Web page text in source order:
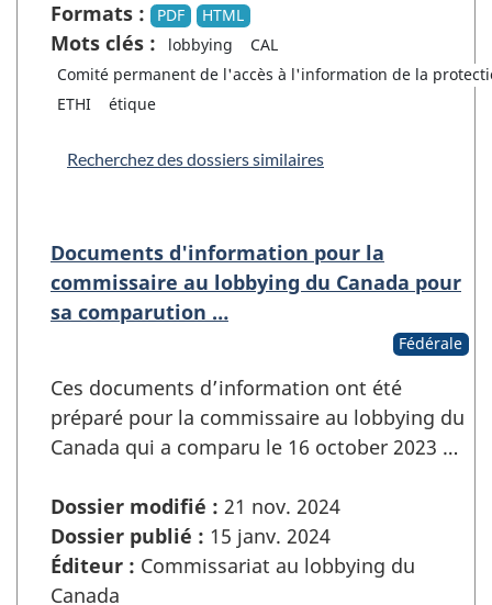
Formats : PDF HTML
Mots clés : lobbying
CAL
Comité permanent de l'accès à l'information de la
ETHI
étique
Recherchez des dossiers similaires
Documents d'information pour la
commissaire au lobbying du Canada pour
sa comparution …
Fédérale
Ces documents d’information ont été
préparé pour la commissaire au lobbying du
Canada qui a comparu le 16 october 2023 …
Dossier modifié : 21 nov. 2024
Dossier publié : 15 janv. 2024
Éditeur : Commissariat au lobbying du
Canada